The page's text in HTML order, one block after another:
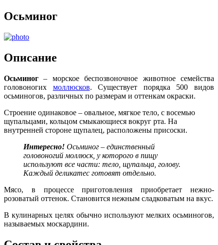
Осьминог
Описание
Осьминог – морское беспозвоночное животное семейства
головоногих моллюсков. Существует порядка 500 видов
осьминогов, различных по размерам и оттенкам окраски.
Строение одинаковое – овальное, мягкое тело, с восемью
щупальцами, кольцом смыкающиеся вокруг рта. На
внутренней стороне щупалец, расположены присоски.
Интересно! Осьминог – единственный
головоногий моллюск, у которого в пищу
используют все части: тело, щупальца, голову.
Каждый деликатес готовят отдельно.
Мясо, в процессе приготовления приобретает нежно-
розоватый оттенок. Становится нежным сладковатым на вкус.
В кулинарных целях обычно используют мелких осьминогов,
называемых москардини.